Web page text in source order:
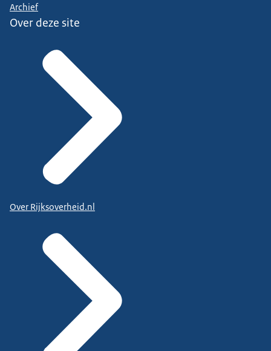
Archief
Over deze site
Over Rijksoverheid.nl